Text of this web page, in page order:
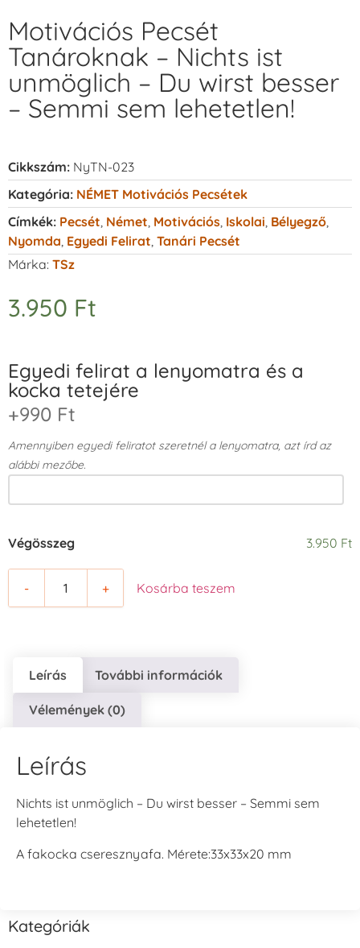
Motivációs Pecsét
Tanároknak – Nichts ist
unmöglich – Du wirst besser
– Semmi sem lehetetlen!
Cikkszám: NyTN-023
Kategória: NÉMET Motivációs Pecsétek
Címkék: Pecsét Német Motivációs Iskolai Bélyegző
Nyomda Egyedi Felirat Tanári Pecsét
Márka: TSz
3.950 Ft
Egyedi felirat a lenyomatra és a
kocka tetejére
+990 Ft
Amennyiben egyedi feliratot szeretnél a lenyomatra, azt írd az
alábbi mezőbe.
Végösszeg 3.950 Ft
- + Kosárba teszem
Leírás További információk
Vélemények (0)
Leírás
Nichts ist unmöglich – Du wirst besser – Semmi sem
lehetetlen!
A fakocka cseresznyafa. Mérete:33x33x20 mm
Kategóriák